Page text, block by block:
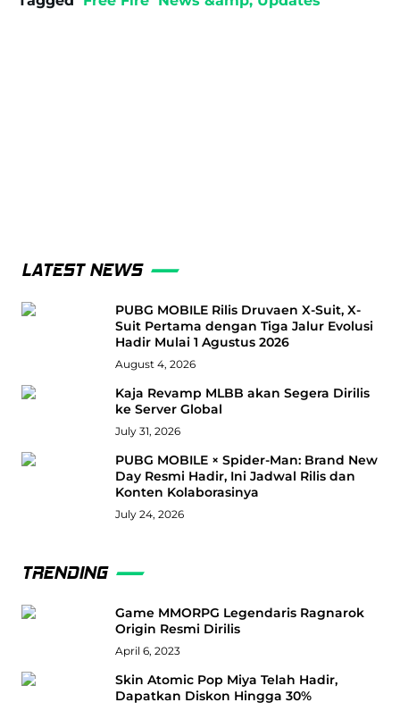
LATEST NEWS
PUBG MOBILE Rilis Druvaen X-Suit, X-
Suit Pertama dengan Tiga Jalur Evolusi
Hadir Mulai 1 Agustus 2026
August 4, 2026
Kaja Revamp MLBB akan Segera Dirilis
ke Server Global
July 31, 2026
PUBG MOBILE × Spider-Man: Brand New
Day Resmi Hadir, Ini Jadwal Rilis dan
Konten Kolaborasinya
July 24, 2026
TRENDING
Game MMORPG Legendaris Ragnarok
Origin Resmi Dirilis
April 6, 2023
Skin Atomic Pop Miya Telah Hadir,
Dapatkan Diskon Hingga 30%